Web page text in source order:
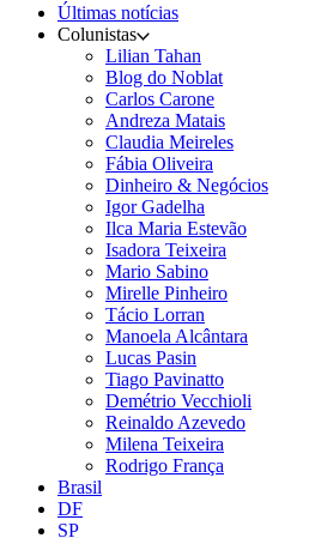
Últimas notícias
Colunistas
Lilian Tahan
Blog do Noblat
Carlos Carone
Andreza Matais
Claudia Meireles
Fábia Oliveira
Dinheiro & Negócios
Igor Gadelha
Ilca Maria Estevão
Isadora Teixeira
Mario Sabino
Mirelle Pinheiro
Tácio Lorran
Manoela Alcântara
Lucas Pasin
Tiago Pavinatto
Demétrio Vecchioli
Reinaldo Azevedo
Milena Teixeira
Rodrigo França
Brasil
DF
SP